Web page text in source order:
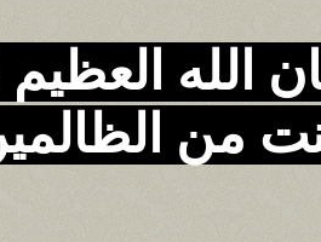
الله العظيم
من